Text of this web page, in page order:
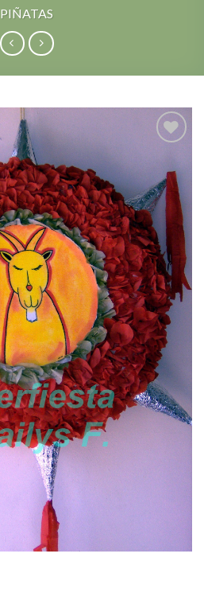
PIÑATAS
Wishlist